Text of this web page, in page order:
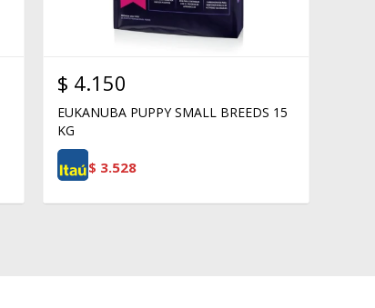
$ 4.150
EUKANUBA PUPPY SMALL BREEDS 15
KG
$ 3.528